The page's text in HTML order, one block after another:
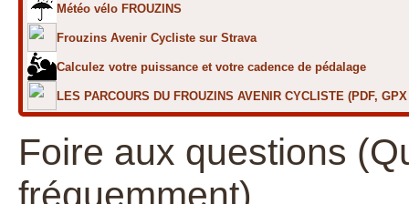
Météo vélo FROUZINS
Frouzins Avenir Cycliste sur Strava
Calculez votre puissance et votre cadence de pédalage
LES PARCOURS DU FROUZINS AVENIR CYCLISTE (PDF,
Foire aux questions
fréquemment)